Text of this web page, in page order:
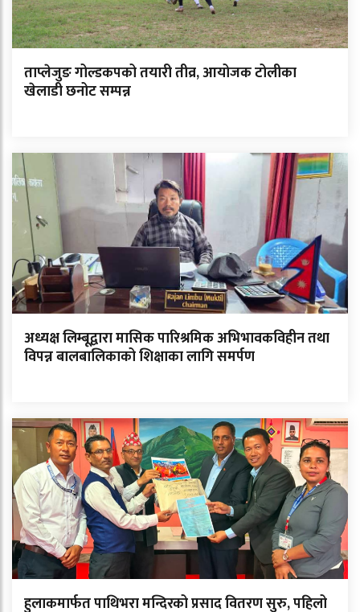
ताप्लेजुङ गोल्डकपको तयारी तीव्र, आयोजक टोलीका
खेलाडी छनोट सम्पन्न
अध्यक्ष लिम्बूद्वारा मासिक पारिश्रमिक अभिभावकविहीन तथा
विपन्न बालबालिकाको शिक्षाका लागि समर्पण
हुलाकमार्फत पाथिभरा मन्दिरको प्रसाद वितरण सुरु, पहिलो